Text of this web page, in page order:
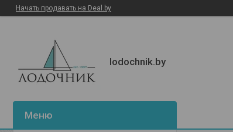
Начать продавать на Deal.by
lodochnik.by